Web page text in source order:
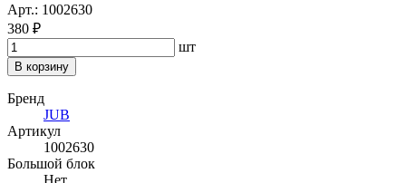
Арт.: 1002630
380 ₽
шт
В корзину
Бренд
JUB
Артикул
1002630
Большой блок
Нет